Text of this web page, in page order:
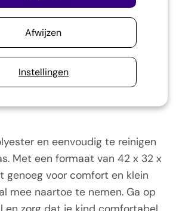
Instellingen
Afwijzen
en glitterpoten ook een hit
Kies uit twee oogverblindende
avontuurlijke groen of een
Dit nekkussen is een echte
die dol zijn op dino's en
toevoeging voor elke reis of
en eenvoudig te reinigen
Met een formaat van 42 x 32 x
genoeg voor comfort en klein
mee naartoe te nemen. Ga op